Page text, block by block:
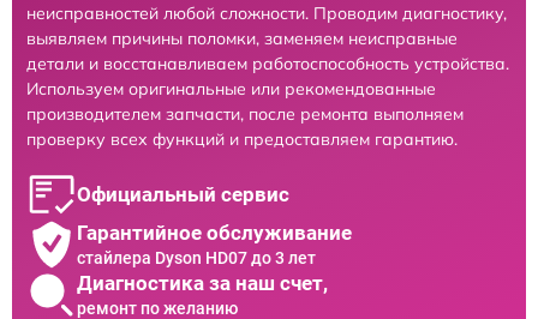
неисправностей любой сложности. Проводим диагностику,
выявляем причины поломки, заменяем неисправные
детали и восстанавливаем работоспособность устройства.
Используем оригинальные или рекомендованные
производителем запчасти, после ремонта выполняем
проверку всех функций и предоставляем гарантию.
Официальный сервис
Гарантийное обслуживание
стайлера Dyson HD07 до 3 лет
Диагностика за наш счет,
ремонт по желанию